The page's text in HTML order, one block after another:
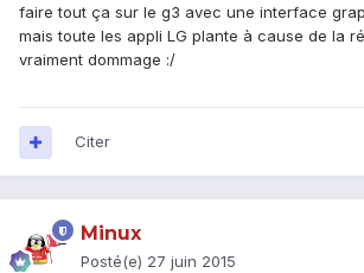
faire tout ça sur le g3 avec une interface
mais toute les appli LG plante à cause de la
vraiment dommage :/
Citer
Minux
Posté(e) 27 juin 2015